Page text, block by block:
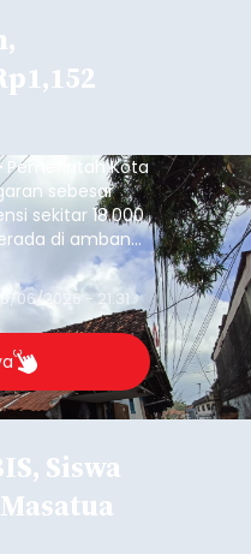
Pemerintah Kota
sebesar
sekitar 18.000
di ambang
ini diambil
berada pada
tidak
06/2026 - 21:31
Siswa